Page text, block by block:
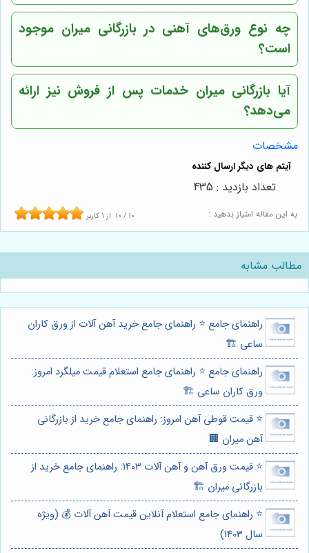
چه نوع ورق‌های آهنی در بازرگانی میران موجود
است؟
آیا بازرگانی میران خدمات پس از فروش نیز ارائه
می‌دهد؟
مشخصات
به این مقاله امتیاز بدهید : 10 / 10 از 1 کاربر
تعداد بازدید : 435
مطالب مشابه
راهنمای جامع ⭐️ راهنمای جامع خرید آهن آلات از ورق کاران
ساعی 🏗️
راهنمای جامع ⭐️ راهنمای جامع استعلام قیمت میلگرد امروز:
ورق کاران ساعی 🏗️
⭐️ قیمت قوطی آهن امروز: راهنمای جامع خرید از بازرگانی
آهن میران 🏢
⭐️ قیمت ورق آهن و آهن آلات 1403: راهنمای جامع خرید از
بازرگانی میران 🏗️
⭐️ راهنمای جامع استعلام آنلاین قیمت آهن آلات 💰 (ویژه
سال 1403)